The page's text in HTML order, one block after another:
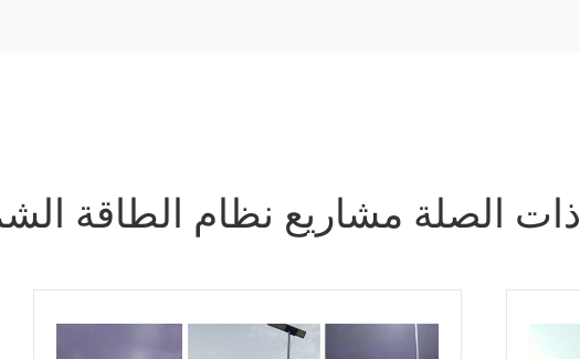
ذات الصلة مشاريع نظام الطاقة